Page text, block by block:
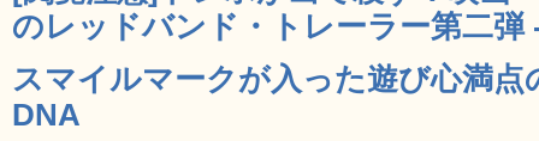
のレッドバンド・トレーラー第二弾
スマイルマークが入った遊び心満
DNA